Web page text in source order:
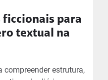
ficcionais para
textual na
compreender estrutura,